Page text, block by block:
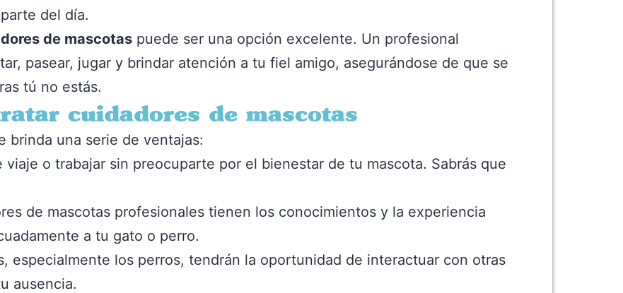
del día.
de mascotas puede ser una opción excelente. Un profesional
pasear, jugar y brindar atención a tu fiel amigo, asegurándose de que se
tú no estás.
cuidadores de mascotas
brinda una serie de ventajas:
viaje o trabajar sin preocuparte por el bienestar de tu mascota. Sabrás que
de mascotas profesionales tienen los conocimientos y la experiencia
a tu gato o perro.
especialmente los perros, tendrán la oportunidad de interactuar con otras
ausencia.